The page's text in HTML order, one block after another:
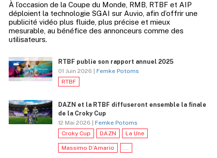
À l’occasion de la Coupe du Monde, RMB, RTBF et AIP
déploient la technologie SGAI sur Auvio, afin d’offrir une
publicité vidéo plus fluide, plus précise et mieux
mesurable, au bénéfice des annonceurs comme des
utilisateurs.
RTBF publie son rapport annuel 2025
01 Juin 2026 | Femke Potoms
RTBF
DAZN et la RTBF diffuseront ensemble la finale
de la Croky Cup
12 Mai 2026 | Femke Potoms
Croky Cup
DAZN La Une
Massimo D’Amario